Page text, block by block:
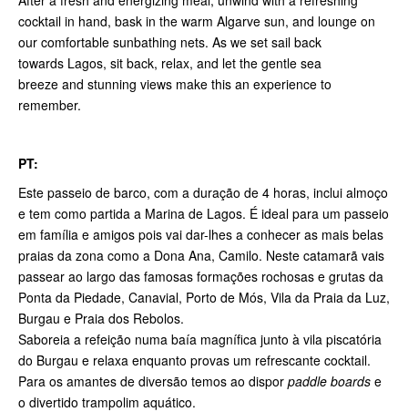
cocktail in hand, bask in the warm Algarve sun, and lounge on
our comfortable sunbathing nets. As we set sail back
towards Lagos, sit back, relax, and let the gentle sea
breeze and stunning views make this an experience to
remember.
PT:
Este passeio de barco, com a duração de 4 horas, inclui almoço
e tem como partida a Marina de Lagos. É ideal para um passeio
em família e amigos pois vai dar-lhes a conhecer as mais belas
praias da zona como a Dona Ana, Camilo. Neste catamarã vais
passear ao largo das famosas formações rochosas e grutas da
Ponta da Piedade, Canavial, Porto de Mós, Vila da Praia da Luz,
Burgau e Praia dos Rebolos.
Saboreia a refeição numa baía magnífica junto à vila piscatória
do Burgau e relaxa enquanto provas um refrescante cocktail.
Para os amantes de diversão temos ao dispor paddle boards e
o divertido trampolim aquático.